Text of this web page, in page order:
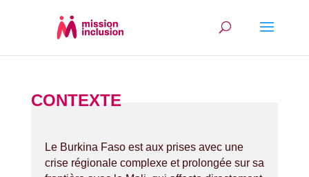
CONTEXTE
Le Burkina Faso est aux prises avec une
crise régionale complexe et prolongée sur sa